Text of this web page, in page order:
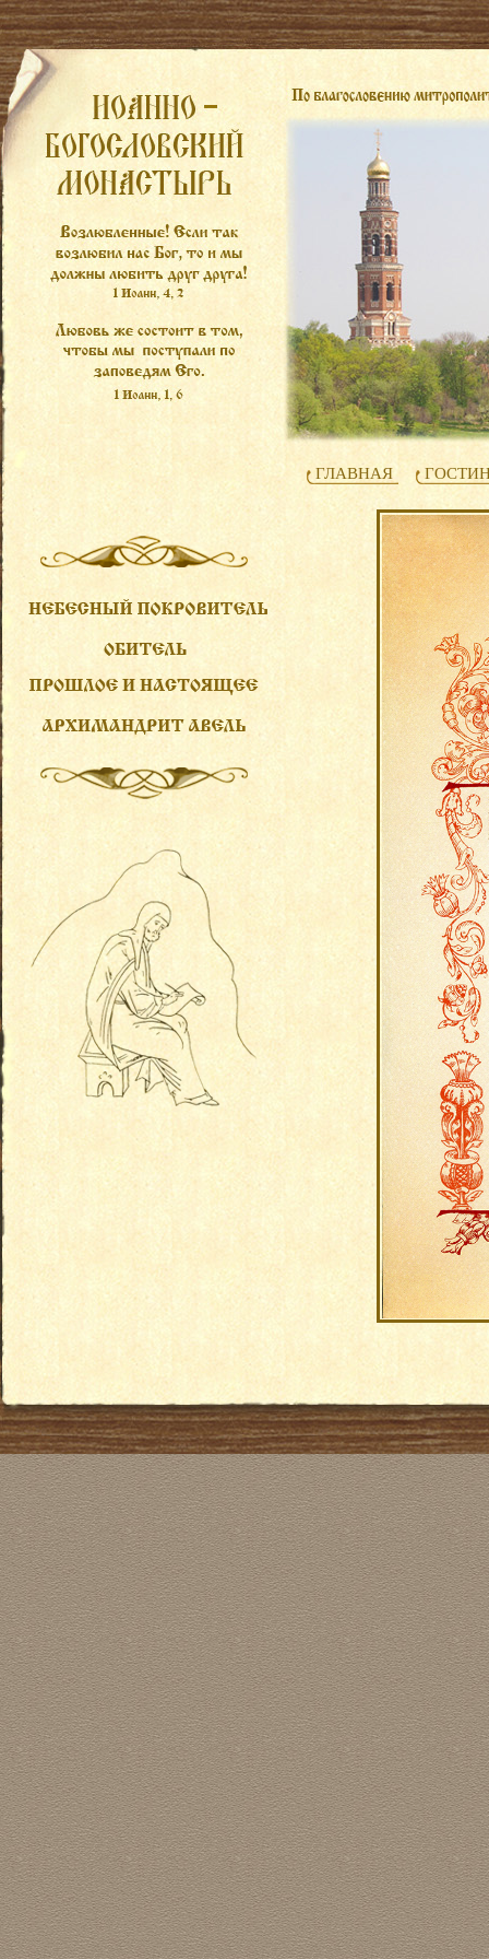
ГЛАВНАЯ